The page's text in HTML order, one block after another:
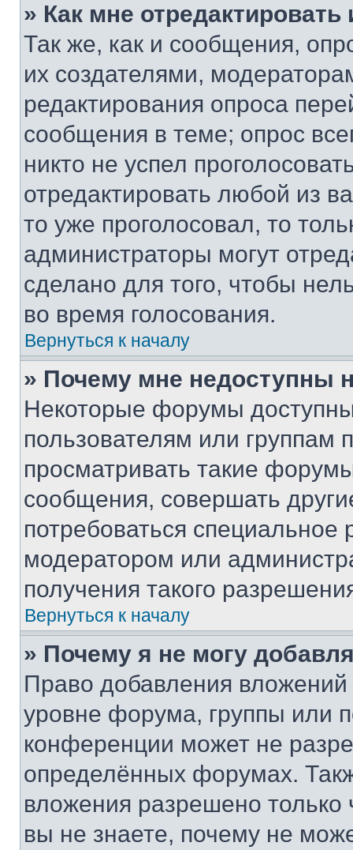
» Как мне
Так же, как и сообщения,
их создателями,
редактирования опроса
сообщения в теме; опрос
никто не успел
отредактировать любой из
то уже проголосовал, то
администраторы могут
сделано для того, чтобы
во время голосования.
Вернуться к началу
» Почему мне недоступны
Некоторые форумы
пользователям или группам
просматривать такие
сообщения, совершать
потребоваться
модератором или
получения такого
Вернуться к началу
» Почему я не могу
Право добавления
уровне форума, группы или
конференции может не
определённых форумах.
вложения разрешено
вы не знаете, почему не